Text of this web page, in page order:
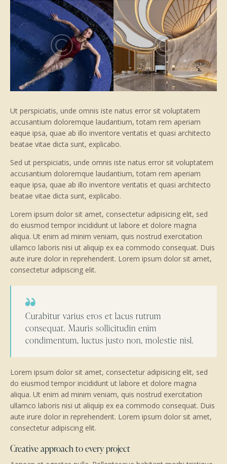
Ut perspiciatis, unde omnis iste natus error sit voluptatem
accusantium doloremque laudantium, totam rem aperiam
eaque ipsa, quae ab illo inventore veritatis et quasi architecto
beatae vitae dicta sunt, explicabo.
Sed ut perspiciatis, unde omnis iste natus error sit voluptatem
accusantium doloremque laudantium, totam rem aperiam
eaque ipsa, quae ab illo inventore veritatis et quasi architecto
beatae vitae dicta sunt, explicabo.
Lorem ipsum dolor sit amet, consectetur adipisicing elit, sed
do eiusmod tempor incididunt ut labore et dolore magna
aliqua. Ut enim ad minim veniam, quis nostrud exercitation
ullamco laboris nisi ut aliquip ex ea commodo consequat. Duis
aute irure dolor in reprehenderit. Lorem ipsum dolor sit amet,
consectetur adipiscing elit.
Curabitur varius eros et lacus rutrum
consequat. Mauris sollicitudin enim
condimentum, luctus justo non, molestie nisl.
Lorem ipsum dolor sit amet, consectetur adipisicing elit, sed
do eiusmod tempor incididunt ut labore et dolore magna
aliqua. Ut enim ad minim veniam, quis nostrud exercitation
ullamco laboris nisi ut aliquip ex ea commodo consequat. Duis
aute irure dolor in reprehenderit. Lorem ipsum dolor sit amet,
consectetur adipiscing elit.
Creative approach to every project